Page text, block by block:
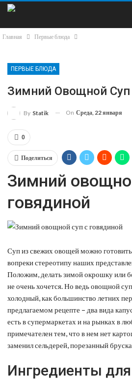
Главная Первые блюда
ПЕРВЫЕ БЛЮДА
Зимний Овощной Суп
By Statik On Среда, 22 января
0
Поделиться
Зимний
говядиной
Суп из свежих овощей можно готовить
вопреки стереотипу наших
Положим, делать зимой окрошку или
не очень хочется. Но ведь овощной
холодный, как большинство летних
предлагаемом рецепте – два вида
есть в супермаркетах и на рынках в
примечателен тем, что в нем нет
заменил сельдерей, порезанный
Ингредиенты